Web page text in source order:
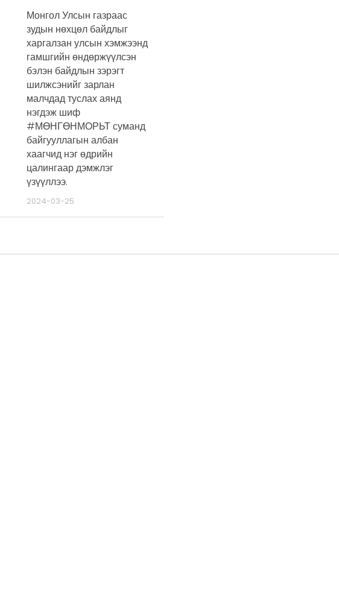
Монгол Улсын газраас
зудын нөхцөл байдлыг
харгалзан улсын хэмжээнд
гамшгийн өндөржүүлсэн
бэлэн байдлын зэрэгт
шилжсэнийг зарлан
малчдад туслах аянд
нэгдэж шиф
#МӨНГӨНМОРЬТ суманд
байгууллагын албан
хаагчид нэг өдрийн
цалингаар дэмжлэг
үзүүллээ.
2024-03-25